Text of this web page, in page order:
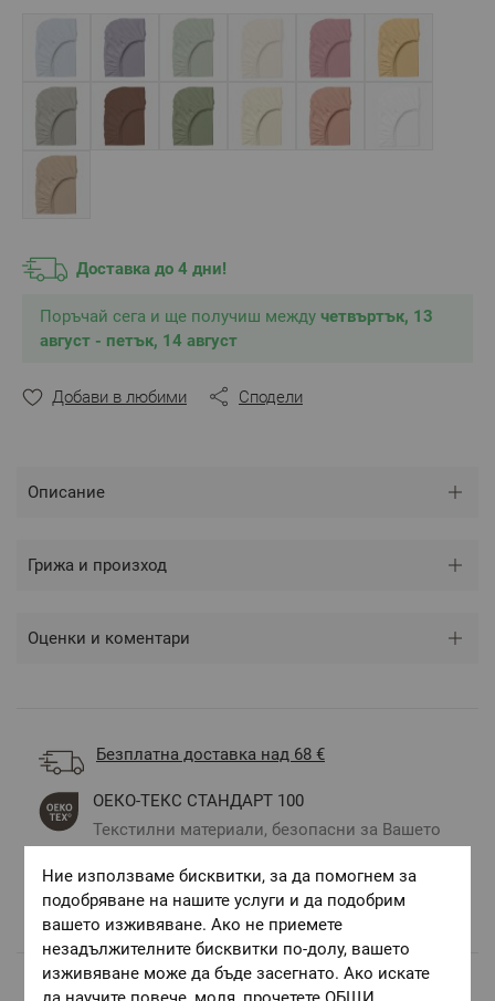
** Снимките са илюстративни и е възможно
разминаване в тоновете и цветовете според
настройките на използваното устройство.
Доставка до 4 дни!
Поръчай сега и ще получиш между четвъртък, 13
август - петък, 14 август
Добави в любими Сподели
Описание
Грижа и произход
Оценки и коментари
Безплатна доставка над 68 €
ОЕКО-ТЕКС СТАНДАРТ 100
Текстилни материали, безопасни за Вашето
Авторски десени.
Цветове и десени за всеки вкус и стил
Ние използваме бисквитки, за да помогнем за
подобряване на нашите услуги и да подобрим
вашето изживяване. Ако не приемете
незадължителните бисквитки по-долу, вашето
изживяване може да бъде засегнато. Ако искате